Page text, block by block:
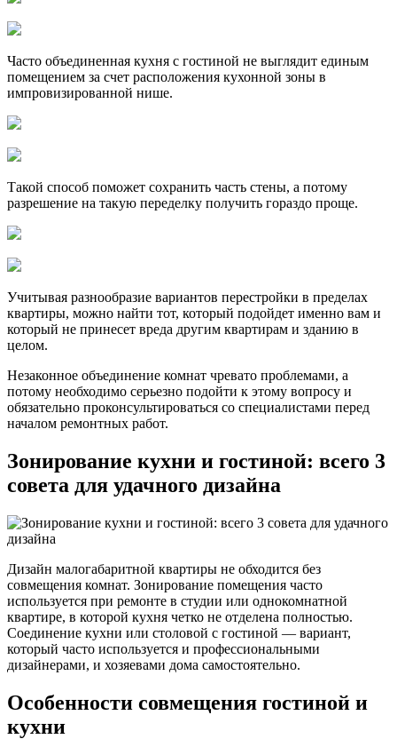
Часто объединенная кухня с гостиной не выглядит единым
помещением за счет расположения кухонной зоны в
импровизированной нише.
Такой способ поможет сохранить часть стены, а потому
разрешение на такую переделку получить гораздо проще.
Учитывая разнообразие вариантов перестройки в пределах
квартиры, можно найти тот, который подойдет именно вам и
который не принесет вреда другим квартирам и зданию в
целом.
Незаконное объединение комнат чревато проблемами, а
потому необходимо серьезно подойти к этому вопросу и
обязательно проконсультироваться со специалистами перед
началом ремонтных работ.
Зонирование кухни и гостиной: всего 3
совета для удачного дизайна
Дизайн малогабаритной квартиры не обходится без
совмещения комнат. Зонирование помещения часто
используется при ремонте в студии или однокомнатной
квартире, в которой кухня четко не отделена полностью.
Соединение кухни или столовой с гостиной — вариант,
который часто используется и профессиональными
дизайнерами, и хозяевами дома самостоятельно.
Особенности совмещения гостиной и
кухни